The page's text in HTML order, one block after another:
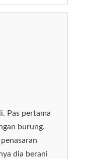
Pas pertama
burung.
dia berani